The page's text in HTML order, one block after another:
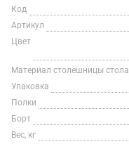
Код
Артикул
Цвет
Материал столешницы стола
Упаковка
Полки
Борт
Вес, кг